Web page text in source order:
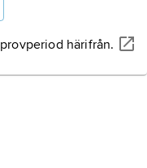
härifrån.